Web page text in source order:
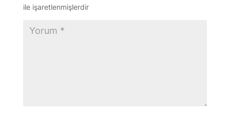
ile işaretlenmişlerdir